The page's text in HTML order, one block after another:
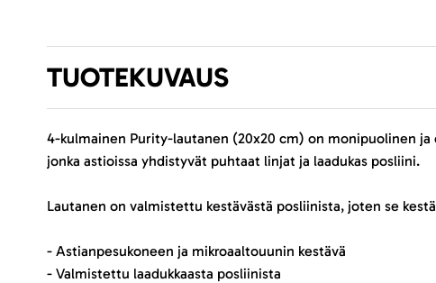
TUOTEKUVAUS
4-kulmainen Purity-lautanen (20x20 cm) on monipuolinen
jonka astioissa yhdistyvät puhtaat linjat ja laadukas posliini.
Lautanen on valmistettu kestävästä posliinista, joten se
- Astianpesukoneen ja mikroaaltouunin kestävä
- Valmistettu laadukkaasta posliinista